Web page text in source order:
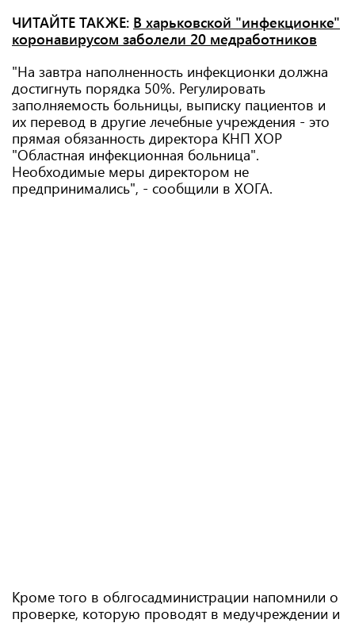
ЧИТАЙТЕ ТАКЖЕ: В харьковской "инфекционке"
коронавирусом заболели 20 медработников
"На завтра наполненность инфекционки должна
достигнуть порядка 50%. Регулировать
заполняемость больницы, выписку пациентов и
их перевод в другие лечебные учреждения - это
прямая обязанность директора КНП ХОР
"Областная инфекционная больница".
Необходимые меры директором не
предпринимались", - сообщили в ХОГА.
Кроме того в облгосадминистрации напомнили о
проверке, которую проводят в медучреждении и